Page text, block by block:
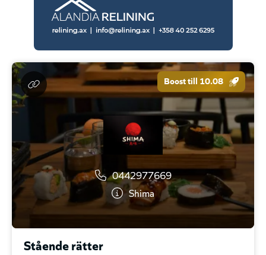
0442977669
Shima
Boost till 10.08
Stående rätter